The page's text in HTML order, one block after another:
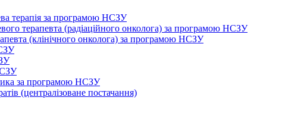
терапія за програмою НСЗУ
терапевта (радіаційного онколога) за програмою НСЗУ
(клінічного онколога) за програмою НСЗУ
за програмою НСЗУ
(централізоване постачання)